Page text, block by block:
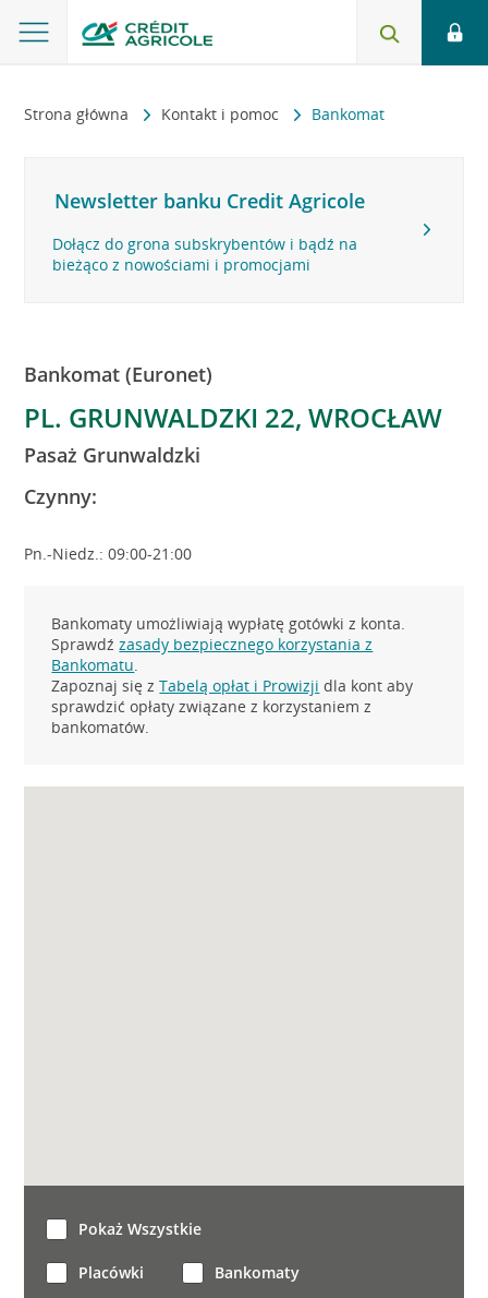
Strona główna Kontakt i pomoc Bankomat
Newsletter banku Credit Agricole
Dołącz do grona subskrybentów i bądź na
bieżąco z nowościami i promocjami
Bankomat (Euronet)
PL. GRUNWALDZKI 22, WROCŁAW
Pasaż Grunwaldzki
Czynny:
Pn.-Niedz.: 09:00-21:00
Bankomaty umożliwiają wypłatę gotówki z konta.
Sprawdźzasady bezpiecznego korzystania z
Bankomatu.
Zapoznaj się zTabelą opłat i Prowizji dla kont aby
sprawdzić opłaty związane z korzystaniem z
bankomatów.
Pokaż Wszystkie
Placówki Bankomaty